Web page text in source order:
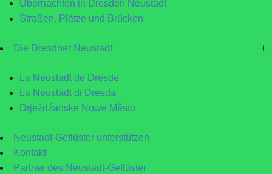
Übernachten in Dresden Neustadt
Straßen, Plätze und Brücken
Die Dresdner Neustadt +
La Neustadt de Dresde
La Neustadt di Dresda
Drježdźanske Nowe Město
Neustadt-Geflüster unterstützen
Kontakt
Partner des Neustadt-Geflüster